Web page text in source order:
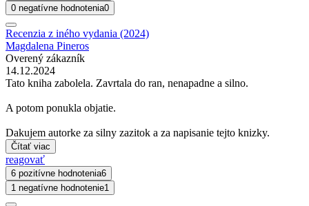
0 negatívne hodnotenia0
Recenzia z iného vydania (2024)
Magdalena Pineros
Overený zákazník
14.12.2024
Tato kniha zabolela. Zavrtala do ran, nenapadne a silno.
A potom ponukla objatie.
Dakujem autorke za silny zazitok a za napisanie tejto knizky.
Čítať viac
reagovať
6 pozitívne hodnotenia6
1 negatívne hodnotenie1